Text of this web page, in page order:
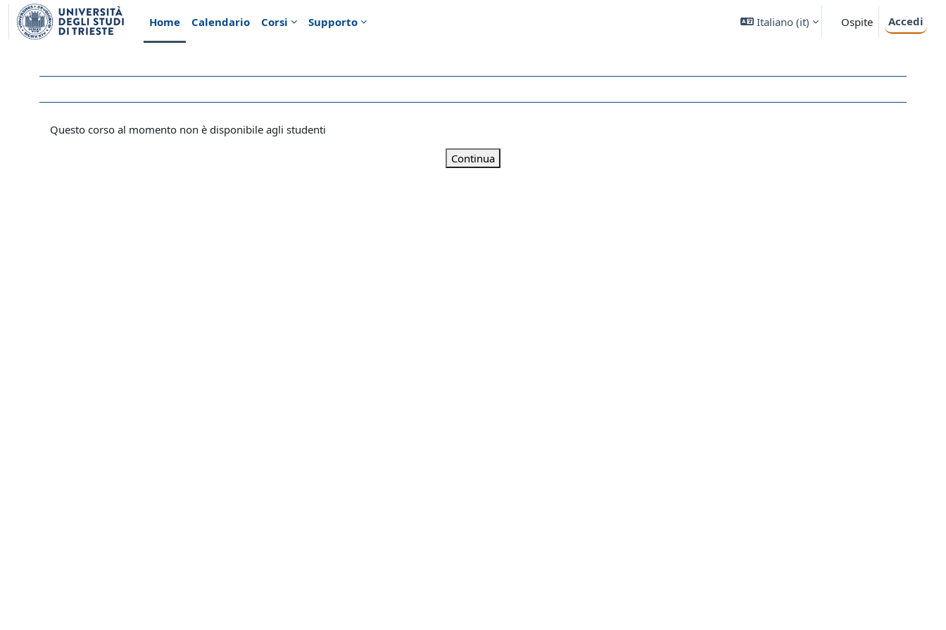
Vai al contenuto principale
Home
Calendario Corsi Supporto Italiano ‎(it)‎ Ospite Accedi
Questo corso al momento non è disponibile agli studenti
Continua